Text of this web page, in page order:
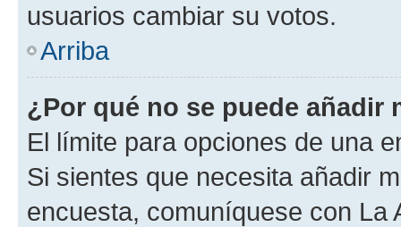
usuarios cambiar su votos.
Arriba
¿Por qué no se puede añadir
El límite para opciones de una
Si sientes que necesita añadir
encuesta, comuníquese con La